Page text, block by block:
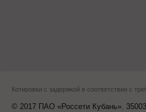
Котировки с задержкой в соответствии с
© 2017 ПАО «Россети Кубань».